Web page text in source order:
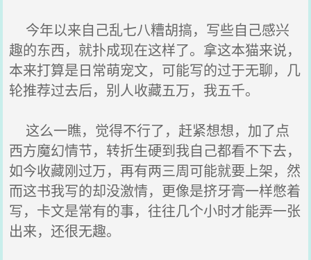
今年以来自己乱七八糟胡搞，写些自己感兴
趣的东西，就扑成现在这样了。拿这本猫来说，
本来打算是日常萌宠文，可能写的过于无聊，几
轮推荐过去后，别人收藏五万，我五千。
这么一瞧，觉得不行了，赶紧想想，加了点
西方魔幻情节，转折生硬到我自己都看不下去，
如今收藏刚过万，再有两三周可能就要上架，然
而这书我写的却没激情，更像是挤牙膏一样憋着
写，卡文是常有的事，往往几个小时才能弄一张
出来，还很无趣。